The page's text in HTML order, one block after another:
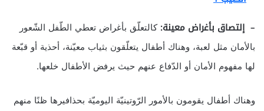
– إلتصاق بأغراض معينة:كالتعلّق بأغراض تعطي الطّفل الشّعور
بالأمان مثل لعبة، وهناك أطفال يتعلّقون بثياب معيّنة، أحذية أو قبّعة
لها مفهوم الأمان أو الدّفاع عنهم حيث يرفض الأطفال خلعها.
وهناك أطفال يقومون بالأمور الرّوتينيّة اليوميّة بحذافيرها ظنًا منهم